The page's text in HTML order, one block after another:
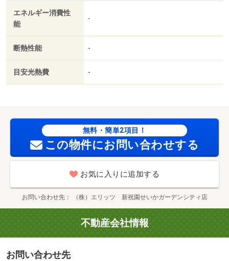
エネルギー消費性
能
-
断熱性能 -
目安光熱費 -
無料・簡単2項目！
この物件にお問い合わせする
お気に入りに追加する
お問い合わせ先 （株）エリッツ 新祝園せいかガーデンシティ店
不動産会社情報
お問い合わせ先